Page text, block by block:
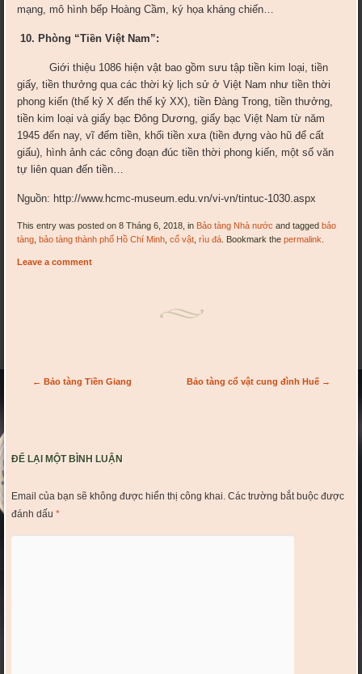
mạng, mô hình bếp Hoàng Cầm, ký họa kháng chiến…
10. Phòng “Tiền Việt Nam”:
Giới thiệu 1086 hiện vật bao gồm sưu tập tiền kim loại, tiền
giấy, tiền thưởng qua các thời kỳ lịch sử ở Việt Nam như tiền thời
phong kiến (thế kỷ X đến thế kỷ XX), tiền Đàng Trong, tiền thưởng,
tiền kim loại và giấy bạc Đông Dương, giấy bạc Việt Nam từ năm
1945 đến nay, vĩ đếm tiền, khối tiền xưa (tiền đựng vào hũ để cất
giấu), hình ảnh các công đoạn đúc tiền thời phong kiến, một số văn
tự liên quan đến tiền…
Nguồn: http://www.hcmc-museum.edu.vn/vi-vn/tintuc-1030.aspx
This entry was posted on 8 Tháng 6, 2018, in Bảo tàng Nhà nước and tagged bảo
tàng bảo tàng thành phố Hồ Chí Minh ,cổ vật ,rìu đá . Bookmark thepermalink
Leave a comment
Post navigation
← Bảo tàng Tiền Giang Bảo tàng cổ vật cung đình Huế →
ĐỂ LẠI MỘT BÌNH LUẬN
Email của bạn sẽ không được hiển thị công khai. Các trường bắt buộc được
đánh dấu *